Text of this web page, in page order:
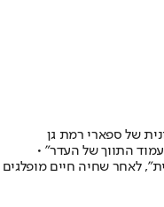
התווך של העדר" •
לאחר שחיה חיים מופלגים